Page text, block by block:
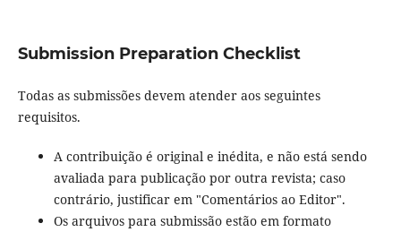
Submission Preparation Checklist
Todas as submissões devem atender aos seguintes
requisitos.
A contribuição é original e inédita, e não está sendo
avaliada para publicação por outra revista; caso
contrário, justificar em "Comentários ao Editor".
Os arquivos para submissão estão em formato